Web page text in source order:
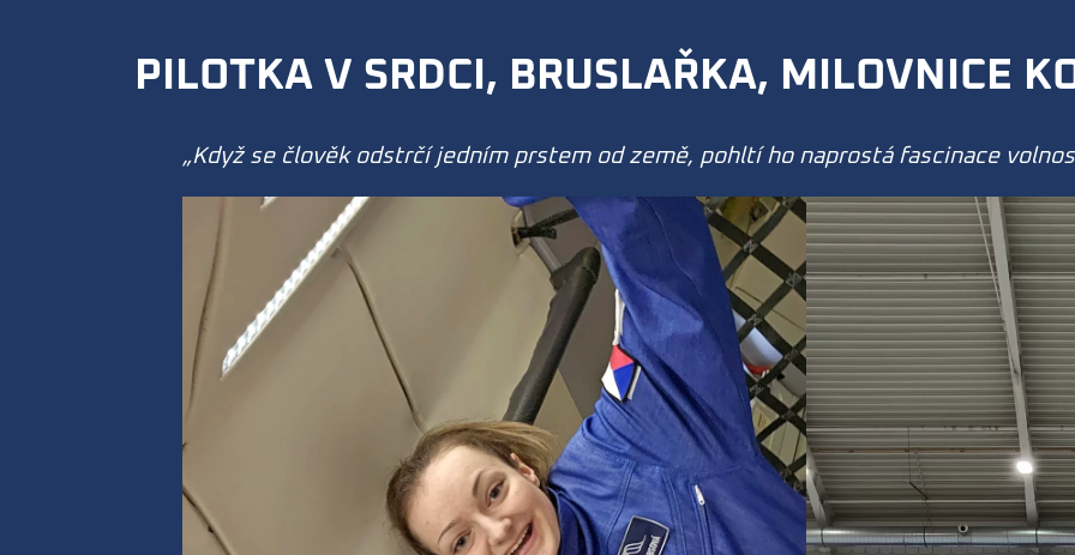
PILOTKA V SRDCI, BRUSLAŘKA, MILOVNICE
„Když se člověk odstrčí jedním prstem od země, pohltí ho naprostá fascinace